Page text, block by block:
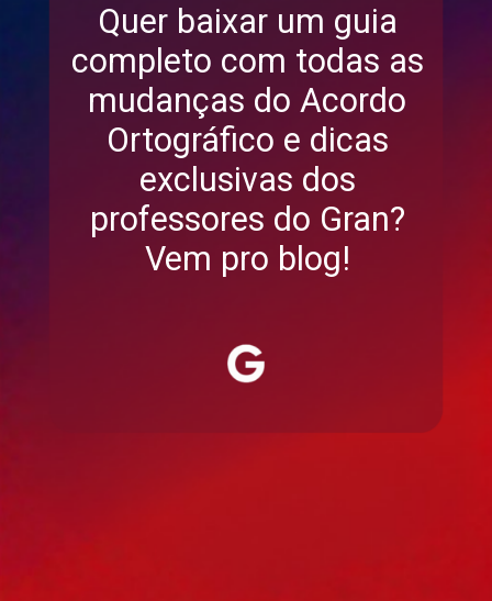
Quer baixar um guia
completo com todas as
mudanças do Acordo
Ortográfico e dicas
exclusivas dos
professores do Gran?
Vem pro blog!